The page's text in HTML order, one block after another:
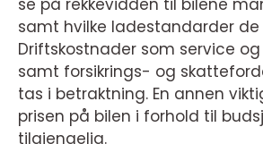
se på rekkevidden til bilene
samt hvilke ladestandarder
Driftskostnader som service
samt forsikrings- og
tas i betraktning. En annen
prisen på bilen i forhold til
tilgjengelig.